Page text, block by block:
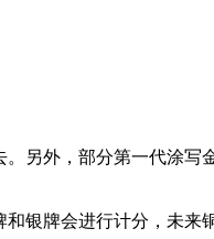
另外，部分第一代涂
银牌会进行计分，未